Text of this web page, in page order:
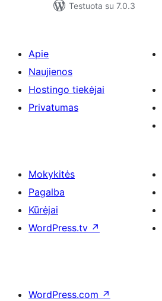
Testuota su 7.0.3
Apie
Naujienos
Hostingo tiekėjai
Privatumas
Mokykitės
Pagalba
Kūrėjai
WordPress.tv ↗
WordPress.com ↗